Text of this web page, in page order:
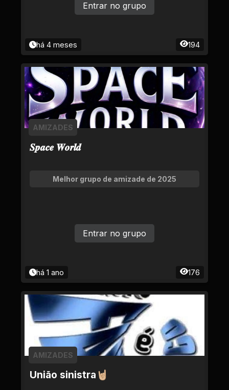
há 4 meses 194
Entrar no grupo
𝑺𝒑𝒂𝒄𝒆 𝑾𝒐𝒓𝒍𝒅
AMIZADES
Melhor grupo de amizade de 2025
há 1 ano 176
Entrar no grupo
União sinistra🤘🏼
AMIZADES